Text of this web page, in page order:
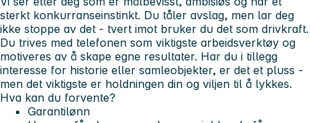
sterkt konkurranseinstinkt. Du tåler avslag, men lar deg
ikke stoppe av det - tvert imot bruker du det som drivkraft.
Du trives med telefonen som viktigste arbeidsverktøy og
motiveres av å skape egne resultater. Har du i tillegg
interesse for historie eller samleobjekter, er det et pluss -
men det viktigste er holdningen din og viljen til å lykkes.
Hva kan du forvente?
Garantilønn